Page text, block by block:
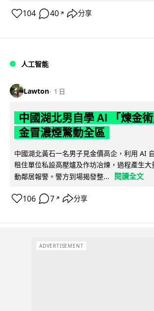
104 40 ↗ 分享
人工智能
Lawton 1 日
中國湖北男自學 AI 「煉金
金冒濃煙驚動全區
中國湖北黃石一名男子見金價高企，利用 AI
租住單位私設高壓爐及作坊冶煉，過程產生
動鄰居報警。警方到場揭發整...
閱讀全文
106 7 ↗ 分享
ADVERTISEMENT